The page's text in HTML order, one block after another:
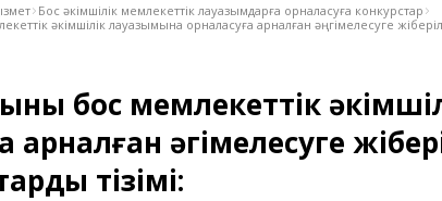
Бос әкімшілік мемлекеттік лауазымдарға орналасуға конкурстар
әкімшілік лауазымына орналасуға арналған әңгімелесуге
бос мемлекеттік
арналған әңгімелесуге
тізімі: